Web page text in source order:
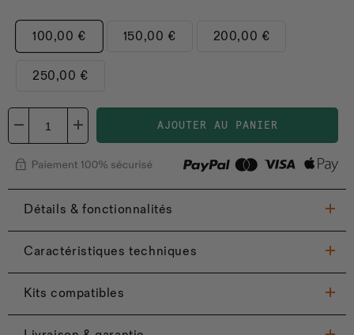
100,00 € 150,00 € 200,00 €
250,00 €
AJOUTER AU PANIER
Détails & fonctionnalités
Caractéristiques techniques
Kits compatibles